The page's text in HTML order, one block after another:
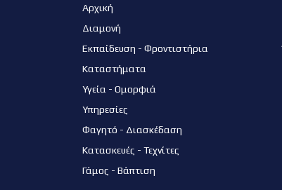
Αρχική
Διαμονή
Εκπαίδευση - Φροντιστήρια
Καταστήματα
Υγεία - Ομορφιά
Υπηρεσίες
Φαγητό - Διασκέδαση
Κατασκευές - Τεχνίτες
Γάμος - Βάπτιση